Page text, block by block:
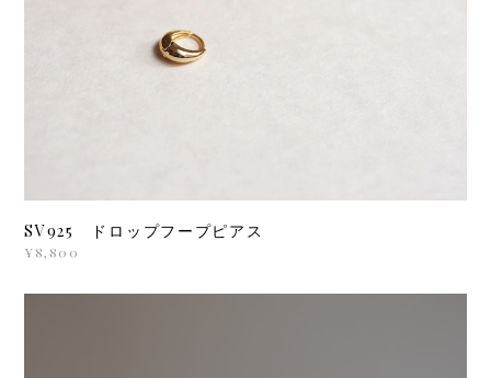
SV925 ドロップフープピアス
¥8,800